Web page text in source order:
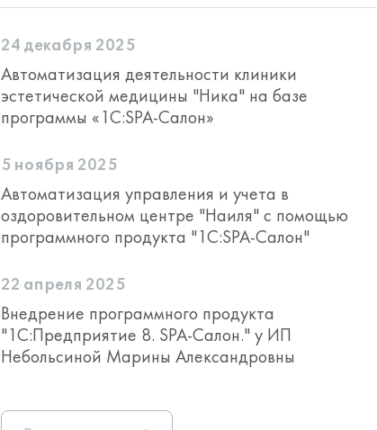
24 декабря 2025
Автоматизация деятельности клиники
эстетической медицины "Ника" на базе
программы «1С:SPA-Салон»
5 ноября 2025
Автоматизация управления и учета в
оздоровительном центре "Наиля" с помощью
программного продукта "1С:SPA-Салон"
22 апреля 2025
Внедрение программного продукта
"1С:Предприятие 8. SPA-Салон." у ИП
Небольсиной Марины Александровны